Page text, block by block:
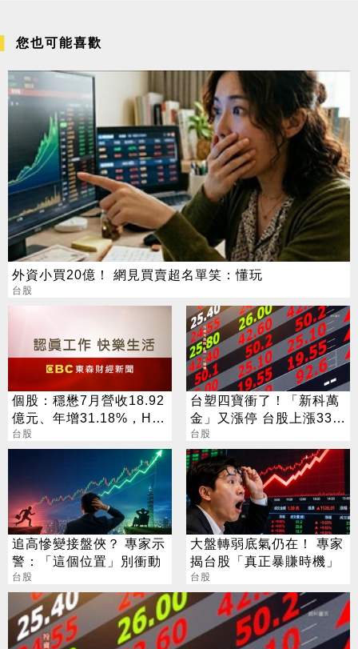
您也可能喜歡
外資小買20億！ 網見買賣超名單笑：懂玩
台股
個股：穩懋7月營收18.92
億元、年增31.18%，H2
旺季到來，雙成長引擎啟
動
台股
台塑四寶衝了！「新科萬
金」又漲停 台股上漲330
點
台股
追高慘變接盤俠？ 專家示
警：「這個位置」別衝動
台股
大盤轉弱底氣仍在！ 專家
揭台股「真正暴賺時機」
台股